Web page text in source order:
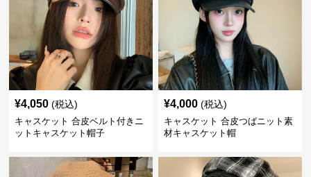
¥4,050 (税込)
キャスケット 合皮ベルト付きニ
ットキャスケット帽子
¥4,000 (税込)
キャスケット 合皮つばニット素
材キャスケット帽